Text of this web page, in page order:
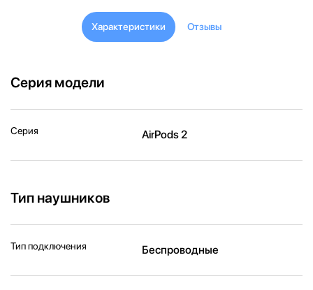
Характеристики Отзывы
Серия модели
Серия AirPods 2
Тип наушников
Тип подключения Беспроводные